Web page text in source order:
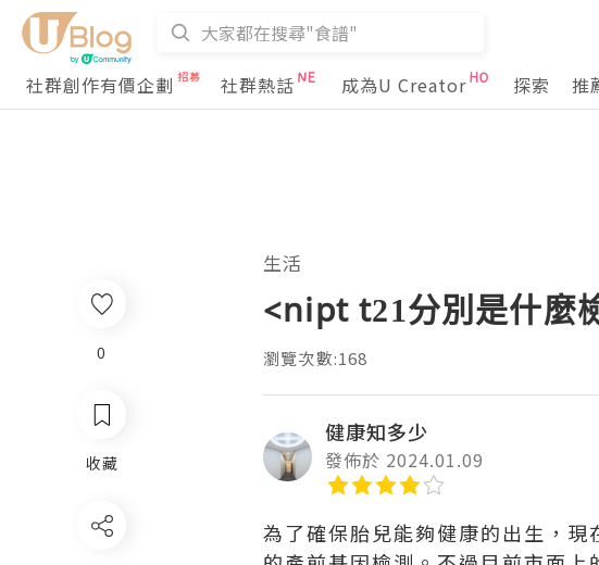
社群創作有價企劃 社群熱話 成為U Creator 探索 推
生活
<nipt t21分別是什麼
瀏覽次數:168
健康知多少
發佈於 2024.01.09
為了確保胎兒能夠健康的出生，
0
收藏